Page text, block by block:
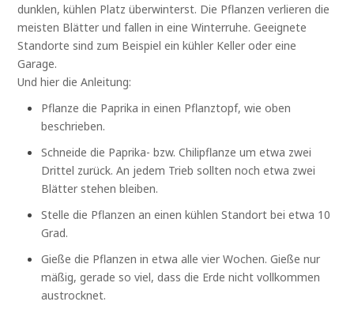
dunklen, kühlen Platz überwinterst. Die Pflanzen verlieren die
meisten Blätter und fallen in eine Winterruhe. Geeignete
Standorte sind zum Beispiel ein kühler Keller oder eine
Garage.
Und hier die Anleitung:
Pflanze die Paprika in einen Pflanztopf, wie oben
beschrieben.
Schneide die Paprika- bzw. Chilipflanze um etwa zwei
Drittel zurück. An jedem Trieb sollten noch etwa zwei
Blätter stehen bleiben.
Stelle die Pflanzen an einen kühlen Standort bei etwa 10
Grad.
Gieße die Pflanzen in etwa alle vier Wochen. Gieße nur
mäßig, gerade so viel, dass die Erde nicht vollkommen
austrocknet.